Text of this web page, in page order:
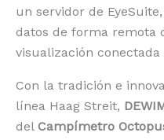
un servidor de
datos de forma remota
visualización
Con la tradición e
línea Haag Streit,
del Campímetro